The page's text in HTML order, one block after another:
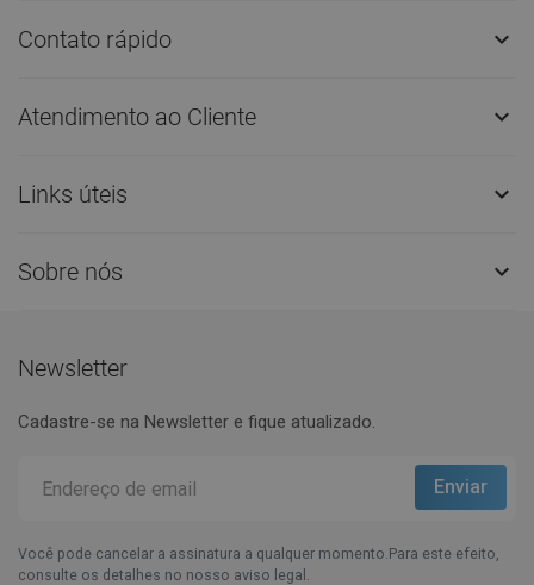
Contato rápido 
Atendimento ao Cliente 
Links úteis 
Sobre nós 
Newsletter
Cadastre-se na Newsletter e fique atualizado.
Você pode cancelar a assinatura a qualquer momento.Para este efeito,
consulte os detalhes no nosso aviso legal.